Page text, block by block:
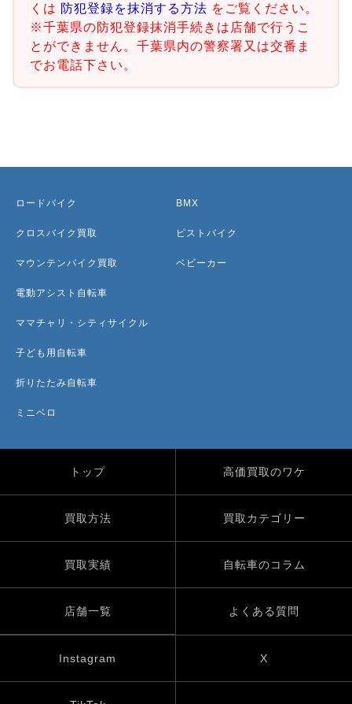
くは 防犯登録を抹消する方法 をご覧ください。
※千葉県の防犯登録抹消手続きは店舗で行うこ
とができません。千葉県内の警察署又は交番ま
でお電話下さい。
ロードバイク
クロスバイク買取
マウンテンバイク買取
電動アシスト自転車
ママチャリ・シティサイクル
子ども用自転車
折りたたみ自転車
ミニベロ
BMX
ピストバイク
ベビーカー
トップ 高価買取のワケ
買取方法 買取カテゴリー
買取実績 自転車のコラム
店舗一覧 よくある質問
Instagram X